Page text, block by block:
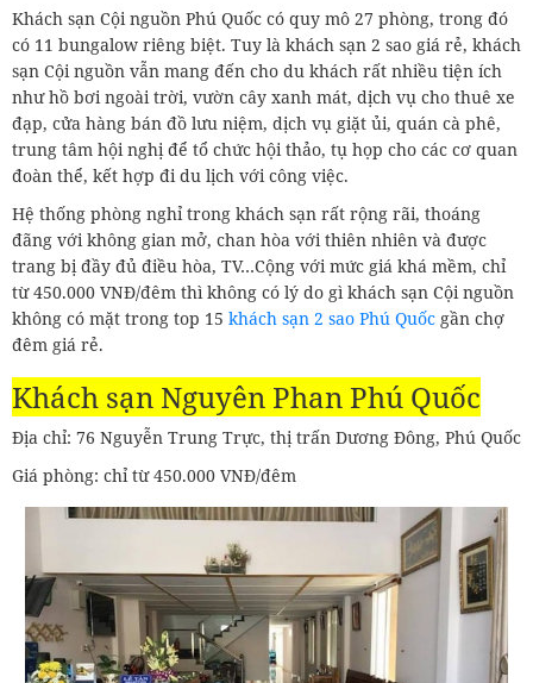
Khách sạn Cội nguồn Phú Quốc có quy mô 27 phòng, trong đó
có 11 bungalow riêng biệt. Tuy là khách sạn 2 sao giá rẻ, khách
sạn Cội nguồn vẫn mang đến cho du khách rất nhiều tiện ích
như hồ bơi ngoài trời, vườn cây xanh mát, dịch vụ cho thuê xe
đạp, cửa hàng bán đồ lưu niệm, dịch vụ giặt ủi, quán cà phê,
trung tâm hội nghị để tổ chức hội thảo, tụ họp cho các cơ quan
đoàn thể, kết hợp đi du lịch với công việc.
Hệ thống phòng nghỉ trong khách sạn rất rộng rãi, thoáng
đãng với không gian mở, chan hòa với thiên nhiên và được
trang bị đầy đủ điều hòa, TV…Cộng với mức giá khá mềm, chỉ
từ 450.000 VNĐ/đêm thì không có lý do gì khách sạn Cội nguồn
không có mặt trong top 15 khách sạn 2 sao Phú Quốc gần chợ
đêm giá rẻ.
Khách sạn Nguyên Phan Phú Quốc
Địa chỉ: 76 Nguyễn Trung Trực, thị trấn Dương Đông, Phú Quốc
Giá phòng: chỉ từ 450.000 VNĐ/đêm